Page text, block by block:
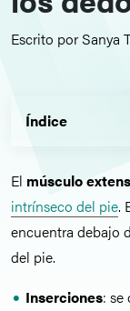
Escrito por Sanya
Índice
El músculo
intrínseco del pie.
encuentra debajo
del pie.
Inserciones: se